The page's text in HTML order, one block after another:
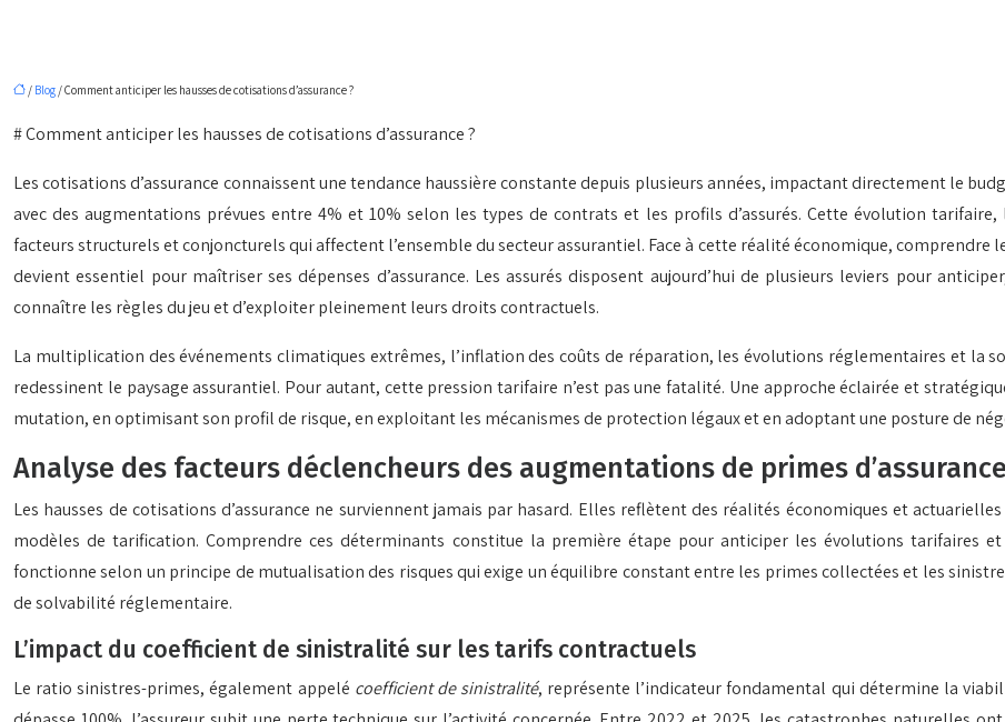
/ Blog / Comment anticiper les hausses de cotisations d’assurance ?
# Comment anticiper les hausses de cotisations d’assurance ?
Les cotisations d’assurance connaissent une tendance haussière constante depuis plusieurs années, impactant directement le
avec des augmentations prévues entre 4% et 10% selon les types de contrats et les profils d’assurés. Cette évolution
facteurs structurels et conjoncturels qui affectent l’ensemble du secteur assurantiel. Face à cette réalité économique, comprendre
devient essentiel pour maîtriser ses dépenses d’assurance. Les assurés disposent aujourd’hui de plusieurs leviers pour
connaître les règles du jeu et d’exploiter pleinement leurs droits contractuels.
La multiplication des événements climatiques extrêmes, l’inflation des coûts de réparation, les évolutions réglementaires et la
redessinent le paysage assurantiel. Pour autant, cette pression tarifaire n’est pas une fatalité. Une approche éclairée et
mutation, en optimisant son profil de risque, en exploitant les mécanismes de protection légaux et en adoptant une posture de
Analyse des facteurs déclencheurs des augmentations de primes d’assurance
Les hausses de cotisations d’assurance ne surviennent jamais par hasard. Elles reflètent des réalités économiques et
modèles de tarification. Comprendre ces déterminants constitue la première étape pour anticiper les évolutions tarifaires
fonctionne selon un principe de mutualisation des risques qui exige un équilibre constant entre les primes collectées et les
de solvabilité réglementaire.
L’impact du coefficient de sinistralité sur les tarifs contractuels
Le ratio sinistres-primes, également appelé coefficient de sinistralité, représente l’indicateur fondamental qui détermine la